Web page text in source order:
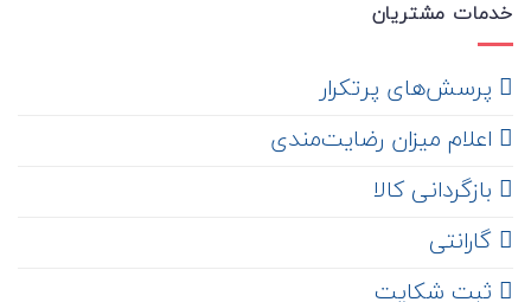
خدمات مشتریان
‌ پرسش‌های پرتکرار
اعلام میزان رضایت‌مندی
‌ بازگردانی کالا
گارانتی
ثبت شکایت